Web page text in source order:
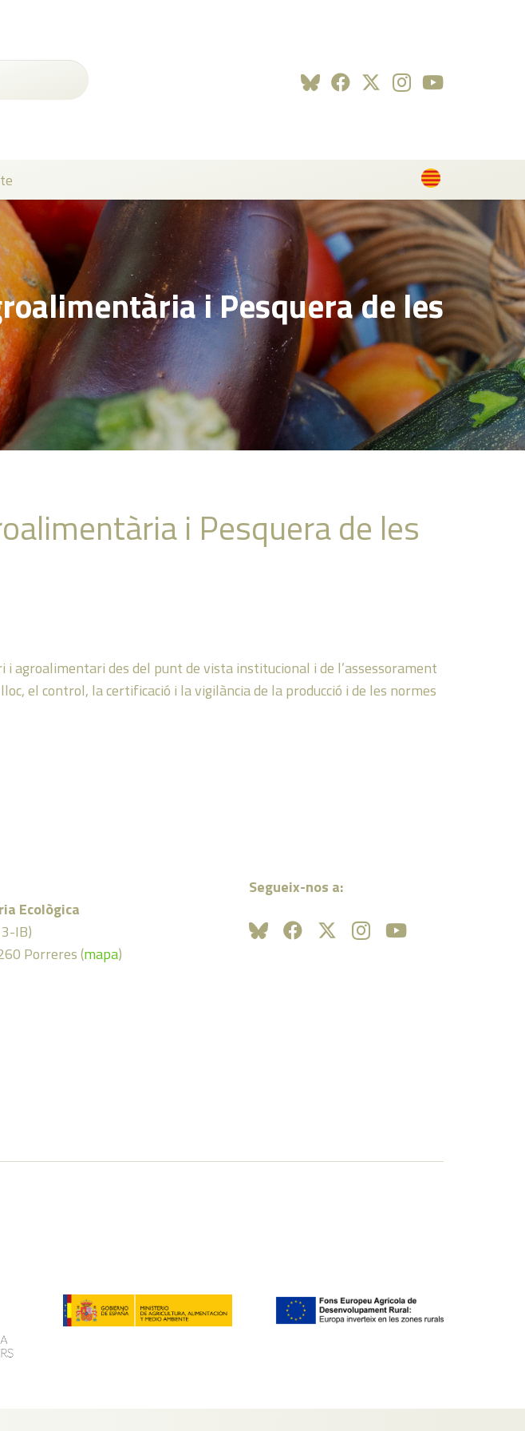
i Pesquera de les
i Pesquera de les
agroalimentari des del punt de vista institucional i de l’assessorament
el control, la certificació i la vigilància de la producció i de les normes
Ecològica
IB)
Porreres (mapa)
Segueix-nos a: